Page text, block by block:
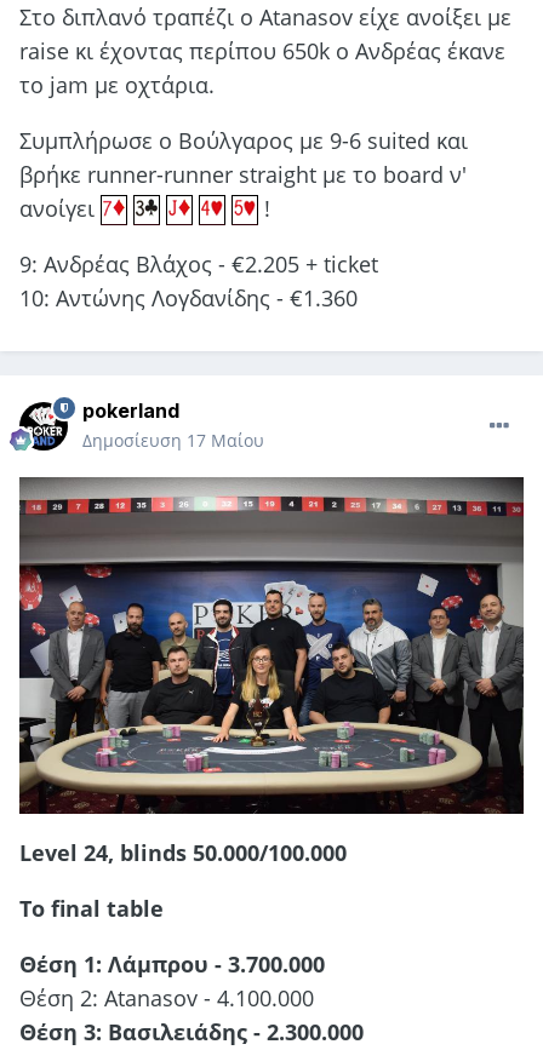
Στο διπλανό τραπέζι ο Atanasov είχε ανοίξει με
raise κι έχοντας περίπου 650k o Ανδρέας έκανε
το jam με οχτάρια.
Συμπλήρωσε ο Βούλγαρος με 9-6 suited και
βρήκε runner-runner straight με το board ν'
ανοίγει
!
9: Ανδρέας Βλάχος - €2.205 + ticket
10: Aντώνης Λογδανίδης - €1.360
pokerland
Δημοσίευση 17 Μαίου
Level 24, blinds 50.000/100.000
To final table
Θέση 1: Λάμπρου - 3.700.000
Θέση 2: Atanasov - 4.100.000
Θέση 3: Βασιλειάδης - 2.300.000